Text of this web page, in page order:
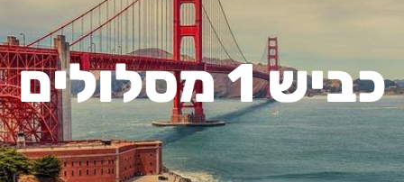
כביש 1 מסלולים